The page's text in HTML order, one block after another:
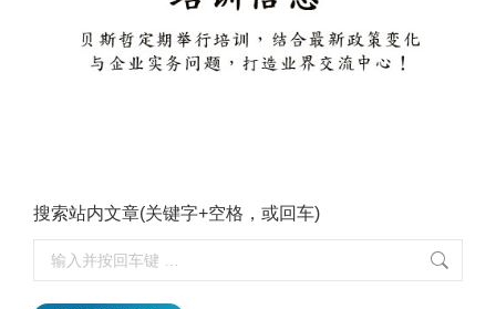
搜索站内文章(关键字+空格，或回车)